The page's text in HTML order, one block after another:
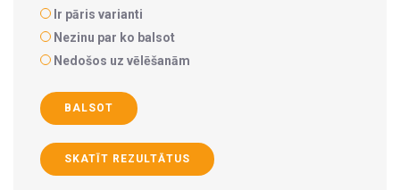
Ir pāris varianti
Nezinu par ko balsot
Nedošos uz vēlēšanām
BALSOT
SKATĪT REZULTĀTUS